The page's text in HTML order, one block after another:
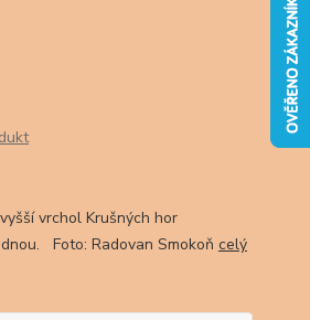
vrchol Krušných hor
Foto: Radovan Smokoň celý